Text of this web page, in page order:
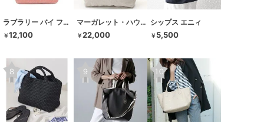
ラブラリー バイ フェイラー
￥12,100
マーガレット・ハウエル アイデア
￥22,000
シップス エニィ
￥ 5,500